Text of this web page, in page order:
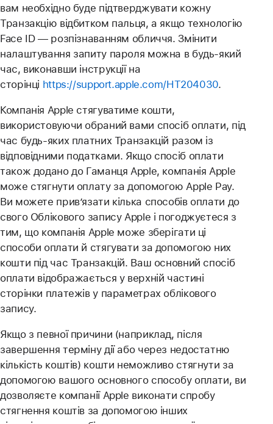
вам необхідно буде підтверджувати кожну
Транзакцію відбитком пальця, а якщо технологію
Face ID — розпізнаванням обличчя. Змінити
налаштування запиту пароля можна в будь-який
час, виконавши інструкції на
сторінці https://support.apple.com/HT204030.
Компанія Apple стягуватиме кошти,
використовуючи обраний вами спосіб оплати, під
час будь-яких платних Транзакцій разом із
відповідними податками. Якщо спосіб оплати
також додано до Гаманця Apple, компанія Apple
може стягнути оплату за допомогою Apple Pay.
Ви можете прив’язати кілька способів оплати до
свого Облікового запису Apple і погоджуєтеся з
тим, що компанія Apple може зберігати ці
способи оплати й стягувати за допомогою них
кошти під час Транзакцій. Ваш основний спосіб
оплати відображається у верхній частині
сторінки платежів у параметрах облікового
запису.
Якщо з певної причини (наприклад, після
завершення терміну дії або через недостатню
кількість коштів) кошти неможливо стягнути за
допомогою вашого основного способу оплати, ви
дозволяєте компанії Apple виконати спробу
стягнення коштів за допомогою інших